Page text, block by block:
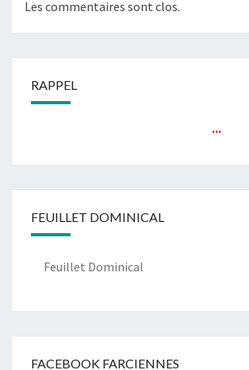
Les commentaires sont clos.
RAPPEL
FEUILLET DOMINICAL
Feuillet Dominical
FACEBOOK FARCIENNES